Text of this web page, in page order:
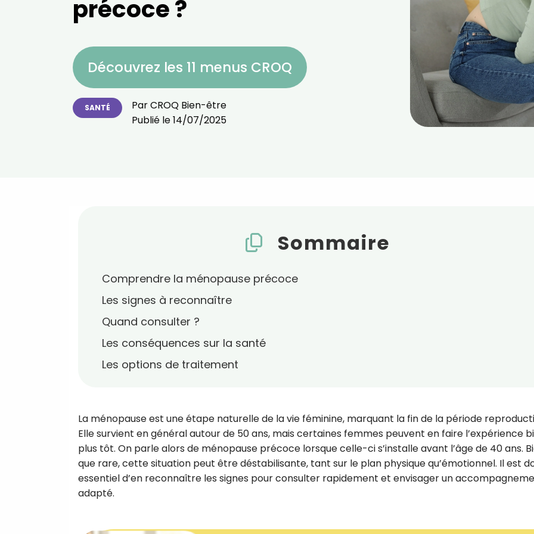
précoce ?
Découvrez les 11 menus CROQ
SANTÉ ParCROQ Bien-être
Publié le14/07/2025
Sommaire
Comprendre la ménopause précoce
Les signes à reconnaître
Quand consulter ?
Les conséquences sur la santé
Les options de traitement
La ménopause est une étape naturelle de la vie féminine, marquant la fin de la période
Elle survient en général autour de 50 ans, mais certaines femmes peuvent en faire l’expérience
plus tôt. On parle alors de ménopause précoce lorsque celle-ci s’installe avant l’âge de 40 ans.
que rare, cette situation peut être déstabilisante, tant sur le plan physique qu’émotionnel. Il est
essentiel d’en reconnaître les signes pour consulter rapidement et envisager un
adapté.